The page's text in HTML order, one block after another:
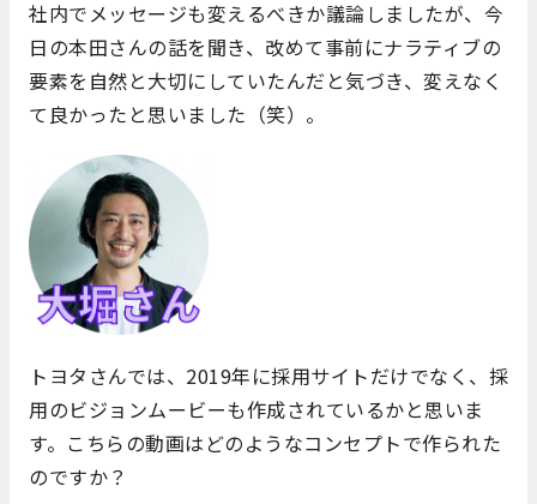
社内でメッセージも変えるべきか議論しましたが、今
日の本田さんの話を聞き、改めて事前にナラティブの
要素を自然と大切にしていたんだと気づき、変えなく
て良かったと思いました（笑）。
トヨタさんでは、2019年に採用サイトだけでなく、採
用のビジョンムービーも作成されているかと思いま
す。こちらの動画はどのようなコンセプトで作られた
のですか？